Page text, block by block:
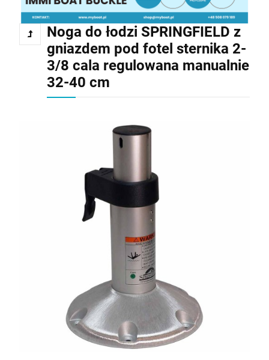
Noga do łodzi SPRINGFIELD z
gniazdem pod fotel sternika 2-
3/8 cala regulowana manualnie
32-40 cm